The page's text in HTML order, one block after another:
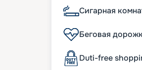
Латинской
сайте. Здесь вы
интерьеров и
MSC Musica!
Сигарная
Беговая
Duti-free